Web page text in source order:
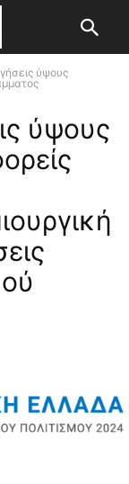
ύψους
ύψους